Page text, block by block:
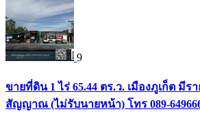
9
ขายที่ดิน 1 ไร่ 65.44 ตร.ว. เมืองภูเก็ต มีร
สัญญาณ (ไม่รับนายหน้า) โทร 089-